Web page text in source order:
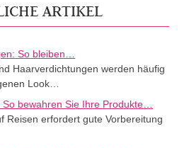
ARTIKEL
So bleiben…
Haarverdichtungen werden häufig
Look…
bewahren Sie Ihre Produkte…
Reisen erfordert gute Vorbereitung